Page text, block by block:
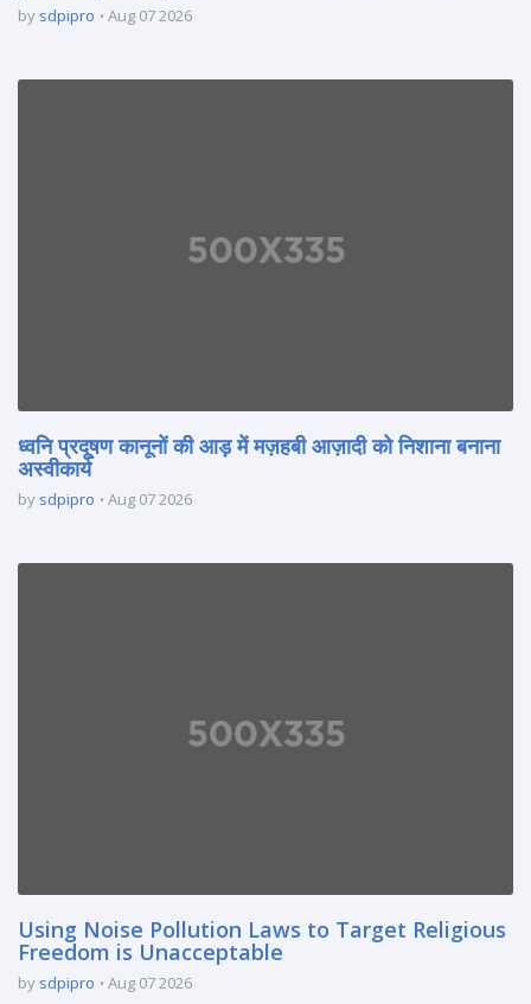
by sdpipro Aug 07 2026
ध्वनि प्रदूषण कानूनों की आड़ में मज़हबी आज़ादी को निशाना बनाना
अस्वीकार्य
by sdpipro Aug 07 2026
Using Noise Pollution Laws to Target Religious
Freedom is Unacceptable
by sdpipro Aug 07 2026